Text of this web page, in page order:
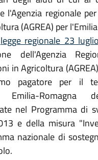
l'Agenzia regionale
(AGREA) per
legge regionale 23
dell'Agenzia
in Agricoltura
pagatore per il
Emilia-Romagna
nel Programma di
e della misura
nazionale di